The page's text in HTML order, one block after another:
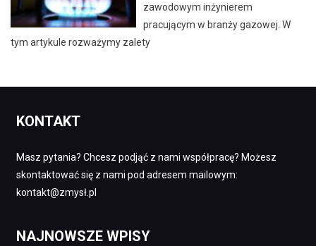
zawodowym inżynierem
pracującym w branży gazowej. W
tym artykule rozważymy zalety
KONTAKT
Masz pytania? Chcesz podjąć z nami współpracę? Możesz
skontaktować się z nami pod adresem mailowym:
kontakt@zmysł.pl
NAJNOWSZE WPISY